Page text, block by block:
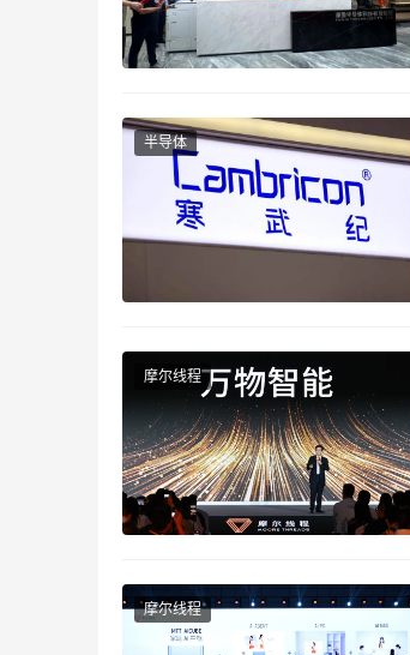
本文来源于DOIT传媒，文章内容仅
半导体
摩尔线程
摩尔线程